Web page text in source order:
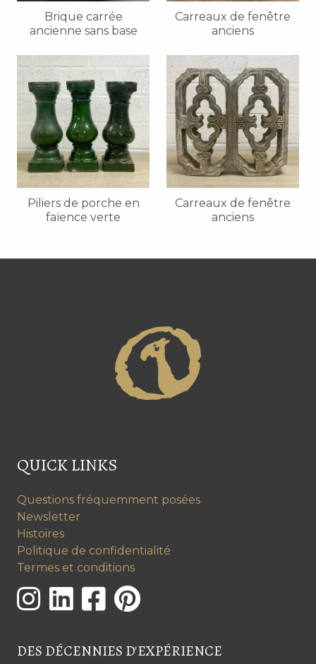
Brique carrée
ancienne sans base
Carreaux de fenêtre
anciens
Piliers de porche en
faïence verte
Carreaux de fenêtre
anciens
QUICK LINKS
Questions fréquemment posées
Newsletter
Histoires
Politique de confidentialité
Termes et conditions
DES DÉCENNIES D'EXPÉRIENCE